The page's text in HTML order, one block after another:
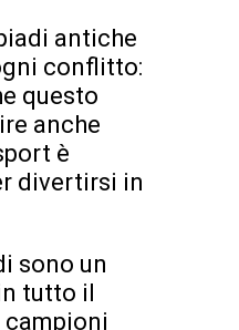
antiche
conflitto:
questo
anche
è
divertirsi in
sono un
tutto il